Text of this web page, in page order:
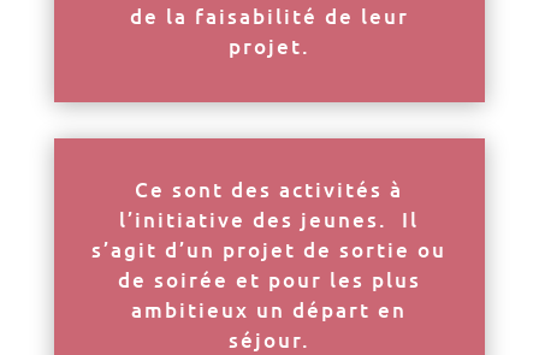
de la faisabilité de leur
projet.
Ce sont des activités à
l’initiative des jeunes. Il
s’agit d’un projet de sortie ou
de soirée et pour les plus
ambitieux un départ en
séjour.